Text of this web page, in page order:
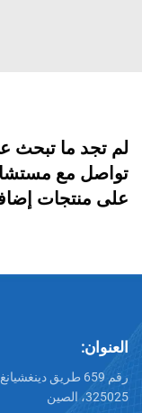
لم تجد ما تبحث
تواصل مع
على منتجات
العنوان:
رقم 659 طريق
325025، الصين